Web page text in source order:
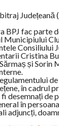
Județeană
BPJ fac parte
Municipiului
Consiliului
Cristina
și Sorin
în cadrul
desemnați de
în
adjuncți,